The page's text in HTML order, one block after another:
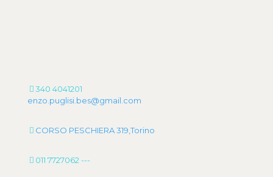
340 4041201
enzo.puglisi.bes@gmail.com
CORSO PESCHIERA 319,Torino
011 7727062 ---